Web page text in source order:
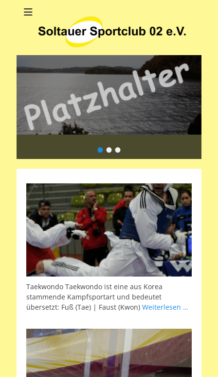
02 e.V.
Soltauer Sportclub 02 e.V.
•••
am
Von
Taekwondo Taekwondo ist eine aus Korea
stammende Kampfsportart und bedeutet
übersetzt: Fuß (Tae) | Faust (Kwon) Weiterlesen …